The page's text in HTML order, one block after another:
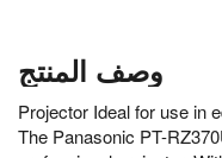
وصف المنتج
Projector Ideal for use in
The Panasonic PT-